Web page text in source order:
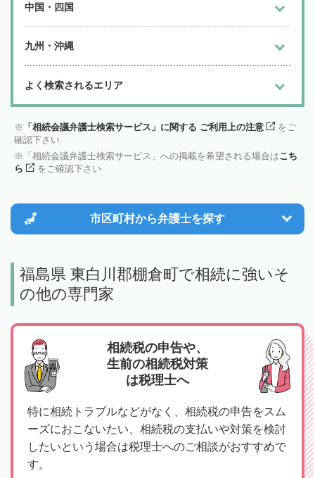
中国・四国
九州・沖縄
よく検索されるエリア
「相続会議弁護士検索サービス」に関する ご利用上の注意
をご
確認下さい
「相続会議弁護士検索サービス」への掲載を希望される場合はこち
ら
をご確認下さい
市区町村から弁護士を探す
福島県 東白川郡棚倉町で相続に強いそ
の他の専門家
相続税の申告や、
生前の相続税対策
は税理士へ
特に相続トラブルなどがなく、相続税の申告をスム
ーズにおこないたい、相続税の支払いや対策を検討
したいという場合は税理士へのご相談がおすすめで
す。